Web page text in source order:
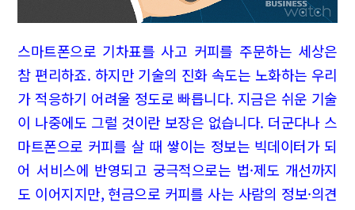
스마트폰으로 기차표를 사고 커피를 주문하는 세상은
참 편리하죠. 하지만 기술의 진화 속도는 노화하는 우리
가 적응하기 어려울 정도로 빠릅니다. 지금은 쉬운 기술
이 나중에도 그럴 것이란 보장은 없습니다. 더군다나 스
마트폰으로 커피를 살 때 쌓이는 정보는 빅데이터가 되
어 서비스에 반영되고 궁극적으로는 법·제도 개선까지
도 이어지지만, 현금으로 커피를 사는 사람의 정보·의견